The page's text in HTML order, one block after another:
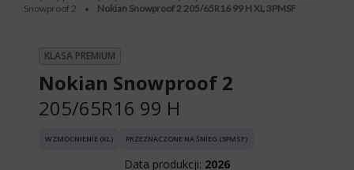
Snowproof 2
• Nokian Snowproof 2 205/65R16 99 H XL 3PMSF
KLASA PREMIUM
Nokian Snowproof 2
205/65R16 99 H
WZMOCNIENIE (XL) PRZEZNACZONE NA ŚNIEG (3PMSF)
Data produkcji: 2026